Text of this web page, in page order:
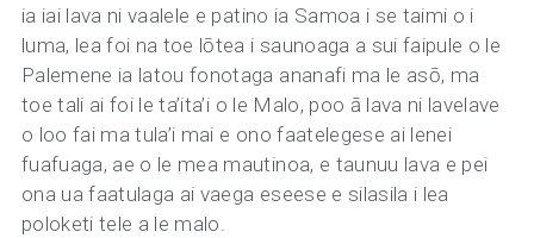
ia iai lava ni vaalele e patino ia Samoa i se taimi o i
luma, lea foi na toe lōtea i saunoaga a sui faipule o le
Palemene ia latou fonotaga ananafi ma le asō, ma
toe tali ai foi le ta’ita’i o le Malo, poo ā lava ni lavelave
o loo fai ma tula’i mai e ono faatelegese ai lenei
fuafuaga, ae o le mea mautinoa, e taunuu lava e pei
ona ua faatulaga ai vaega eseese e silasila i lea
poloketi tele a le malo.